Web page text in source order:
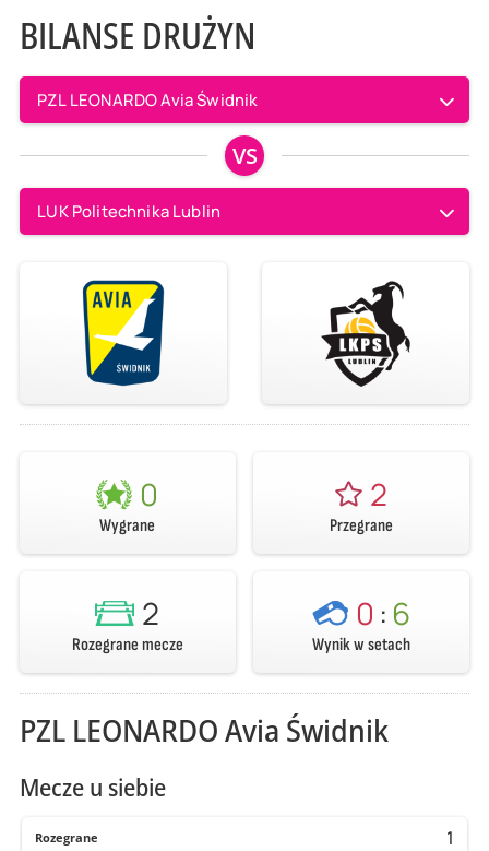
BILANSE DRUŻYN
PZL LEONARDO Avia Świdnik
VS
LUK Politechnika Lublin
0
Wygrane
2
Przegrane
2
Rozegrane mecze
0 : 6
Wynik w setach
PZL LEONARDO Avia Świdnik
Mecze u siebie
Rozegrane 1